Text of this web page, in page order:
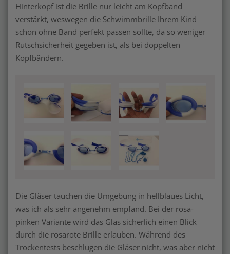
Hinterkopf ist die Brille nur leicht am Kopfband
verstärkt, weswegen die Schwimmbrille Ihrem Kind
schon ohne Band perfekt passen sollte, da so weniger
Rutschsicherheit gegeben ist, als bei doppelten
Kopfbändern.
Die Gläser tauchen die Umgebung in hellblaues Licht,
was ich als sehr angenehm empfand. Bei der rosa-
pinken Variante wird das Glas sicherlich einen Blick
durch die rosarote Brille erlauben. Während des
Trockentests beschlugen die Gläser nicht, was aber nicht